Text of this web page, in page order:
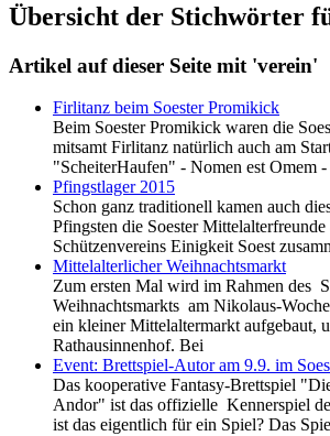
Übersicht der Stichwörter
Artikel auf dieser Seite mit 'verein'
Firlitanz beim Soester Promikick
Beim Soester Promikick waren die
mitsamt Firlitanz natürlich auch am
"ScheiterHaufen" - Nomen est Omem
Pfingstlager 2015
Schon ganz traditionell kamen auch
Pfingsten die Soester
Schützenvereins Einigkeit Soest
Mittelalterlicher Weihnachtsmarkt
Zum ersten Mal wird im Rahmen des
Weihnachtsmarkts am Nikolaus-
ein kleiner Mittelaltermarkt aufgebaut,
Rathausinnenhof. Bei
Event: Brettspiel-Autor am 9.9. im
Das kooperative Fantasy-Brettspiel
Andor" ist das offizielle Kennerspiel
ist das eigentlich für ein Spiel? Das